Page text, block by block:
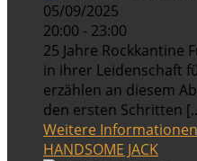
05/09/2025
20:00 - 23:00
25 Jahre Rockkantine
in ihrer Leidenschaft
erzählen an diesem
den ersten Schritten
Weitere Informationen
HANDSOME JACK